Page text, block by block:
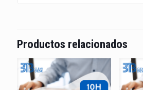
Productos relacionados